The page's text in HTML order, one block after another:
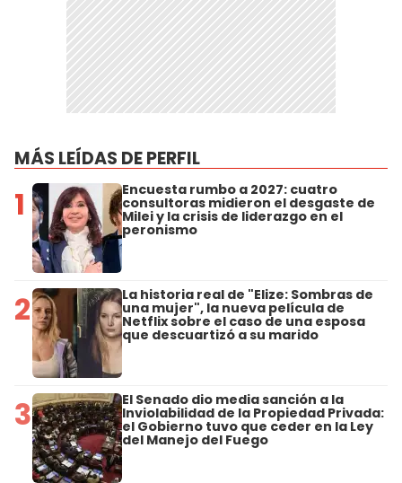
MÁS LEÍDAS DE PERFIL
1 Encuesta rumbo a 2027: cuatro
consultoras midieron el desgaste de
Milei y la crisis de liderazgo en el
peronismo
2 La historia real de "Elize: Sombras de
una mujer", la nueva película de
Netflix sobre el caso de una esposa
que descuartizó a su marido
3 El Senado dio media sanción a la
Inviolabilidad de la Propiedad Privada:
el Gobierno tuvo que ceder en la Ley
del Manejo del Fuego